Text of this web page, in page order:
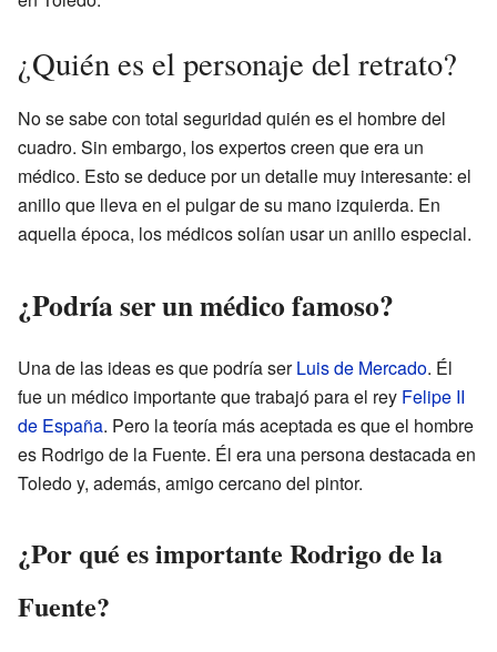
¿Quién es el personaje del retrato?
No se sabe con total seguridad quién es el hombre del
cuadro. Sin embargo, los expertos creen que era un
médico. Esto se deduce por un detalle muy interesante: el
anillo que lleva en el pulgar de su mano izquierda. En
aquella época, los médicos solían usar un anillo especial.
¿Podría ser un médico famoso?
Una de las ideas es que podría serLuis de Mercado. Él
fue un médico importante que trabajó para el rey Felipe II
de España. Pero la teoría más aceptada es que el hombre
es Rodrigo de la Fuente. Él era una persona destacada en
Toledo y, además, amigo cercano del pintor.
¿Por qué es importante Rodrigo de la
Fuente?